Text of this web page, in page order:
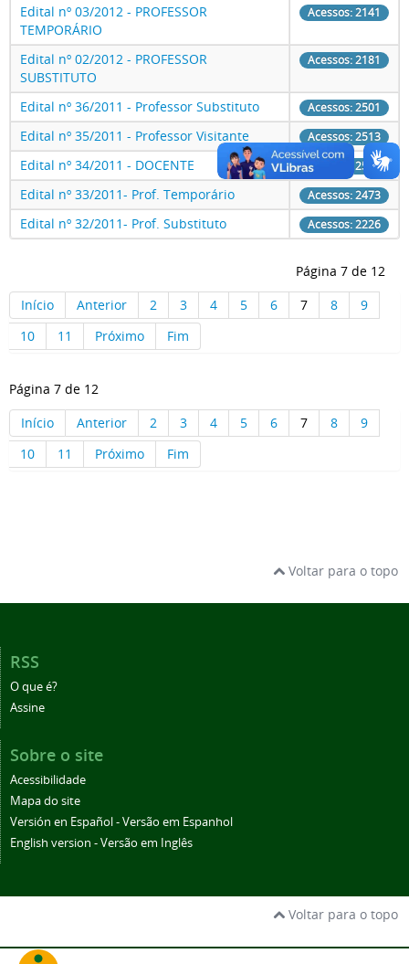
Edital nº 03/2012 - PROFESSOR
TEMPORÁRIO
Acessos: 2141
Edital nº 02/2012 - PROFESSOR
SUBSTITUTO
Acessos: 2181
Edital nº 36/2011 - Professor Substituto Acessos: 2501
Edital nº 35/2011 - Professor Visitante Acessos: 2513
Edital nº 34/2011 - DOCENTE Acessos: 2599
Edital nº 33/2011- Prof. Temporário Acessos: 2473
Edital nº 32/2011- Prof. Substituto Acessos: 2226
Página 7 de 12
Início
Anterior 2 3 4 5 6 7 8
9
10
11 Próximo Fim
Página 7 de 12
Início
Anterior 2 3 4 5 6 7 8
9
10
11 Próximo Fim
Voltar para o topo
RSS
O que é?
Assine
Sobre o site
Acessibilidade
Mapa do site
Versión en Español - Versão em Espanhol
English version - Versão em Inglês
Voltar para o topo